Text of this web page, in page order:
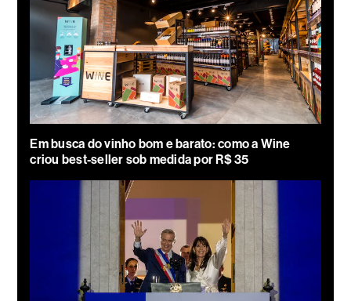
Em busca do vinho bom e barato: como a Wine
criou best-seller sob medida por R$ 35